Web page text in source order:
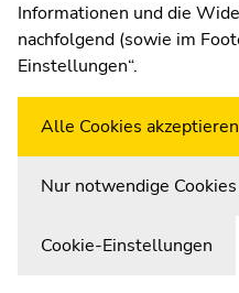
Beginn
des
Seitenbereichs:
Zusatzinformationen:
WetterstationUni Graz
Ende
dieses
Seitenbereichs.
Zur
Übersicht
der
Seitenbereiche
Ende
dieses
Seitenbereichs.
Zur
Übersicht
der
Seitenbereiche
Informationen und die
nachfolgend (sowie im
Einstellungen“.
Alle Cookies akzeptieren
Nur notwendige
Cookie-Einstellungen